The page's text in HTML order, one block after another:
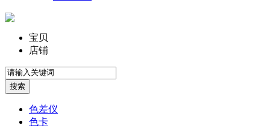
宝贝
店铺
色差仪
色卡